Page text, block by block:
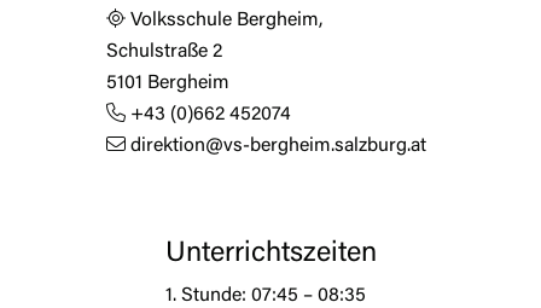
Volksschule Bergheim,
Schulstraße 2
5101 Bergheim
+43 (0)662 452074
direktion@vs-bergheim.salzburg.at
Unterrichtszeiten
1. Stunde: 07:45 – 08:35